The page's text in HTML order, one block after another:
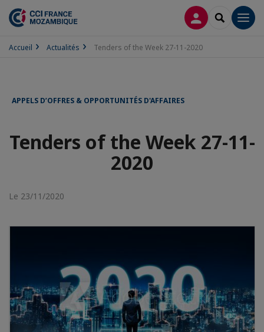
CONNEXION
Accueil Actualités Tenders of the Week 27-11-2020
APPELS D’OFFRES & OPPORTUNITÉS D'AFFAIRES
Tenders of the Week 27-11-
2020
Le 23/11/2020